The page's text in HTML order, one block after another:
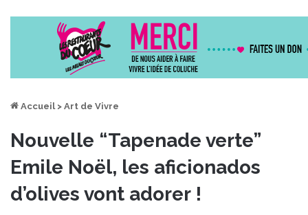
Accueil > Art de Vivre
Nouvelle “Tapenade verte”
Emile Noël, les aficionados
d’olives vont adorer !